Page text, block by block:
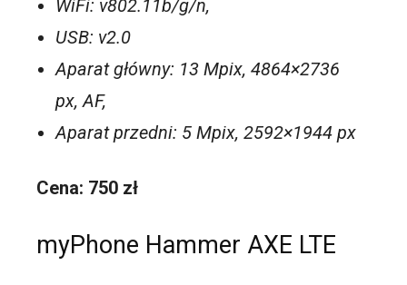
WiFi: v802.11b/g/n,
USB: v2.0
Aparat główny: 13 Mpix, 4864×2736
px, AF,
Aparat przedni: 5 Mpix, 2592×1944 px
Cena: 750 zł
myPhone Hammer AXE LTE